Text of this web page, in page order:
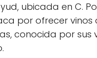
ubicada en C.
por ofrecer
conocida por